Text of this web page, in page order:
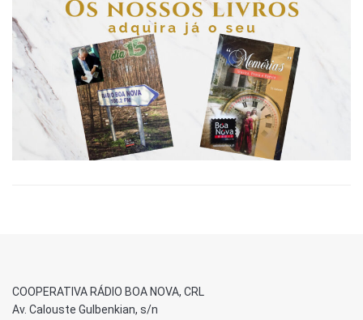
COOPERATIVA RÁDIO BOA NOVA, CRL
Av. Calouste Gulbenkian, s/n